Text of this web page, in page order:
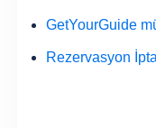
GetYourGuide
Rezervasyon